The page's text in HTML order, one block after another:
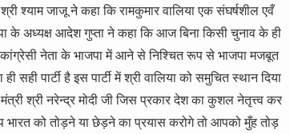
श्याम जाजू ने कहा कि रामकुमार वालिया एक संघर्षशील एवँ
के अध्यक्ष आदेश गुप्ता ने कहा कि आज बिना किसी चुनाव के ही
कांग्रेसी नेता के भाजपा में आने से निश्चित रूप से भाजपा मजबूत
सही पार्टी है इस पार्टी में श्री वालिया को समुचित स्थान दिया
श्री नरेन्द्र मोदी जी जिस प्रकार देश का कुशल नेतृत्त्व कर
भारत को तोड़ने या छेड़ने का प्रयास करोगे तो आपको मुँह तोड़